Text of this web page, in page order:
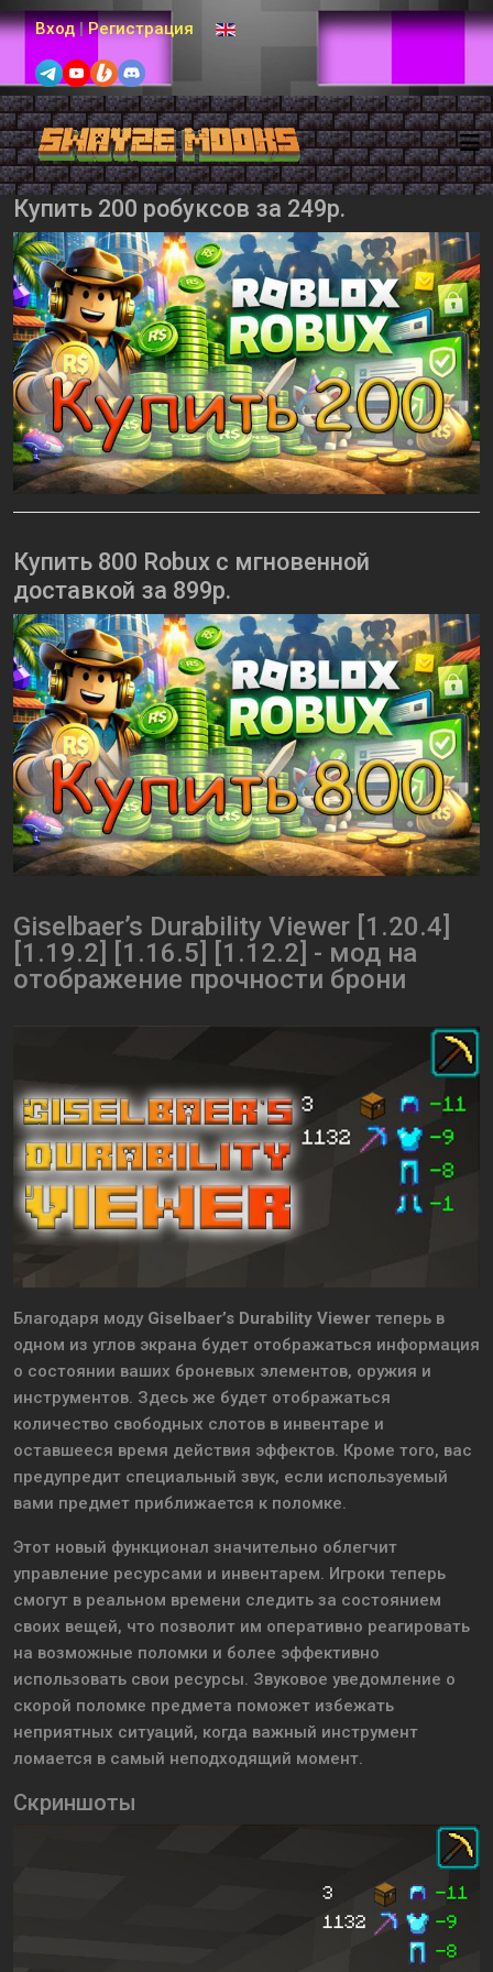
Вход | Регистрация Выберите язык
Купить 200 робуксов за 249р.
Купить 800 Robux с мгновенной
доставкой за 899р.
Giselbaer’s Durability Viewer [1.20.4]
[1.19.2] [1.16.5] [1.12.2] - мод на
отображение прочности брони
Благодаря моду Giselbaer’s Durability Viewer теперь в
одном из углов экрана будет отображаться информация
о состоянии ваших броневых элементов, оружия и
инструментов. Здесь же будет отображаться
количество свободных слотов в инвентаре и
оставшееся время действия эффектов. Кроме того, вас
предупредит специальный звук, если используемый
вами предмет приближается к поломке.
Этот новый функционал значительно облегчит
управление ресурсами и инвентарем. Игроки теперь
смогут в реальном времени следить за состоянием
своих вещей, что позволит им оперативно реагировать
на возможные поломки и более эффективно
использовать свои ресурсы. Звуковое уведомление о
скорой поломке предмета поможет избежать
неприятных ситуаций, когда важный инструмент
ломается в самый неподходящий момент.
Скриншоты